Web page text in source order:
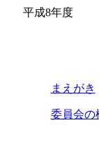
平成8年度
まえがき
委員会の